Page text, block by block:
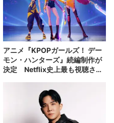
アニメ『KPOPガールズ！ デー
モン・ハンターズ』続編制作が
決定 Netflix史上最も視聴され